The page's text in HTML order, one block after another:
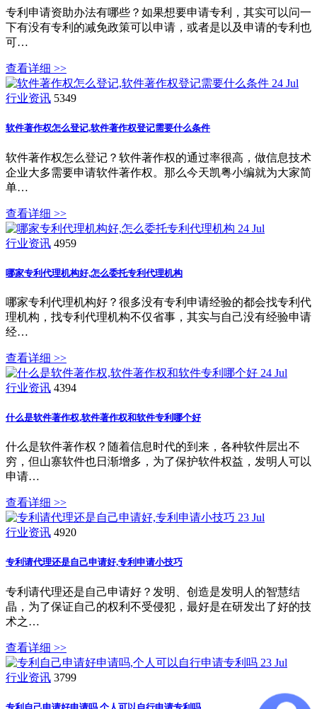
专利申请资助办法有哪些？如果想要申请专利，其实可以问一
下有没有专利的减免政策可以申请，或者是以及申请的专利也
可…
查看详细 >>
24 Jul
行业资讯 5349
软件著作权怎么登记,软件著作权登记需要什么条件
软件著作权怎么登记？软件著作权的通过率很高，做信息技术
企业大多需要申请软件著作权。那么今天凯粤小编就为大家简
单…
查看详细 >>
24 Jul
行业资讯 4959
哪家专利代理机构好,怎么委托专利代理机构
哪家专利代理机构好？很多没有专利申请经验的都会找专利代
理机构，找专利代理机构不仅省事，其实与自己没有经验申请
经…
查看详细 >>
24 Jul
行业资讯 4394
什么是​软件著作权,软件著作权和软件专利哪个好
什么是软件著作权？随着信息时代的到来，各种软件层出不
穷，但山寨软件也日渐增多，为了保护软件权益，发明人可以
申请…
查看详细 >>
23 Jul
行业资讯 4920
专利请代理还是自己申请好,专利申请小技巧
专利请代理还是自己申请好？发明、创造是发明人的智慧结
晶，为了保证自己的权利不受侵犯，最好是在研发出了好的技
术之…
查看详细 >>
23 Jul
行业资讯 3799